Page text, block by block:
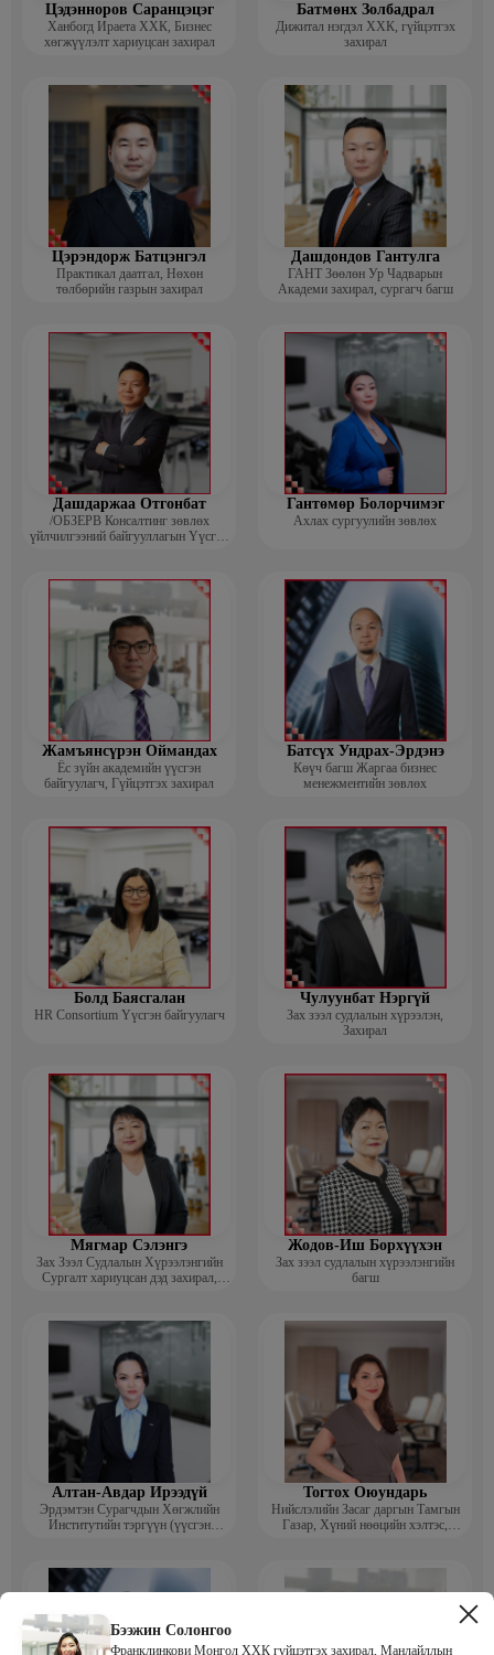
Бээжин Солонгоо
Франклинкови Монгол ХХК гүйцэтгэх захирал, Манлайллын
Цэдэнноров Саранцэцэг
Ханбогд Ираета ХХК, Бизнес
хөгжүүлэлт хариуцсан захирал
Батмөнх Золбадрал
Дижитал нэгдэл ХХК, гүйцэтгэх
захирал
Цэрэндорж Батцэнгэл
Практикал даатгал, Нөхөн
төлбөрийн газрын захирал
Дашдондов Гантулга
ГАНТ Зөөлөн Ур Чадварын
Академи захирал, сургагч багш
Дашдаржаа Отгонбат
/ОБЗЕРВ Консалтинг зөвлөх
үйлчилгээний байгууллагын Үүсгэн
Гантөмөр Болорчимэг
Ахлах сургуулийн зөвлөх
Жамъянсүрэн Оймандах
Ёс зүйн академийн үүсгэн
байгуулагч, Гүйцэтгэх захирал
Батсүх Ундрах-Эрдэнэ
Көүч багш Жаргаа бизнес
менежментийн зөвлөх
Болд Баясгалан
HR Consortium Үүсгэн байгуулагч
Чулуунбат Нэргүй
Зах зээл судлалын хүрээлэн,
Захирал
Мягмар Сэлэнгэ
Зах Зээл Судлалын Хүрээлэнгийн
Сургалт хариуцсан дэд захирал,
Жодов-Иш Борхүүхэн
Зах зээл судлалын хүрээлэнгийн
багш
Алтан-Авдар Ирээдүй
Эрдэмтэн Сурагчдын Хөгжлийн
Институтийн тэргүүн (үүсгэн
Тогтох Оюундарь
Нийслэлийн Засаг даргын Тамгын
Газар, Хүний нөөцийн хэлтэс,